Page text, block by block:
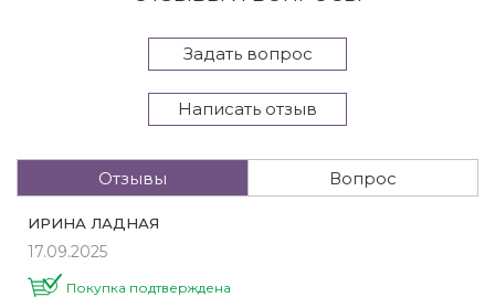
Задать вопрос
Написать отзыв
Отзывы Вопрос
ИРИНА ЛАДНАЯ
17.09.2025
Покупка подтверждена